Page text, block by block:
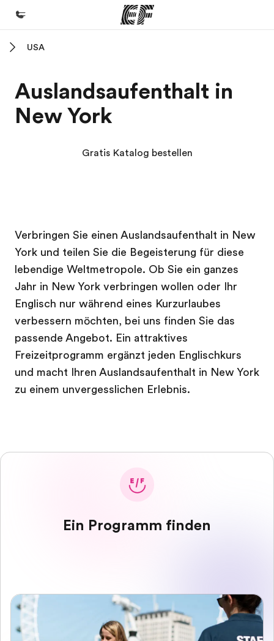
Programme
Alle Programme ansehen
Karriere
Werde Teil unseres Teams
USA
Auslandsaufenthalt in
New York
Gratis Katalog bestellen
Verbringen Sie einen Auslandsaufenthalt in New
York und teilen Sie die Begeisterung für diese
lebendige Weltmetropole. Ob Sie ein ganzes
Jahr in New York verbringen wollen oder Ihr
Englisch nur während eines Kurzurlaubes
verbessern möchten, bei uns finden Sie das
passende Angebot. Ein attraktives
Freizeitprogramm ergänzt jeden Englischkurs
und macht Ihren Auslandsaufenthalt in New York
zu einem unvergesslichen Erlebnis.
Ein Programm finden